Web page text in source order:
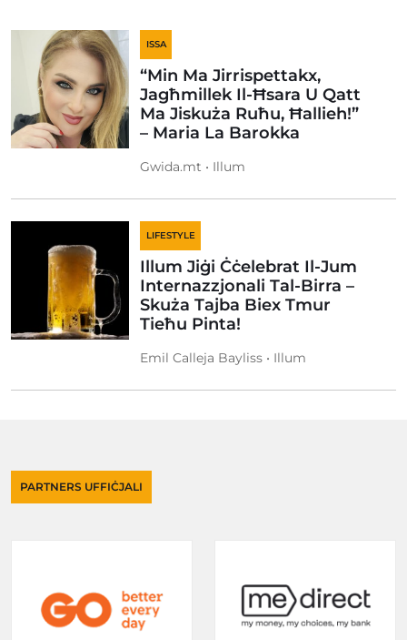
ISSA
“Min Ma Jirrispettakx,
Jagħmillek Il-Ħsara U Qatt
Ma Jiskuża Ruħu, Ħallieh!”
– Maria La Barokka
Gwida.mt • Illum
LIFESTYLE
Illum Jiġi Ċċelebrat Il-Jum
Internazzjonali Tal-Birra –
Skuża Tajba Biex Tmur
Tieħu Pinta!
Emil Calleja Bayliss • Illum
PARTNERS UFFIĊJALI